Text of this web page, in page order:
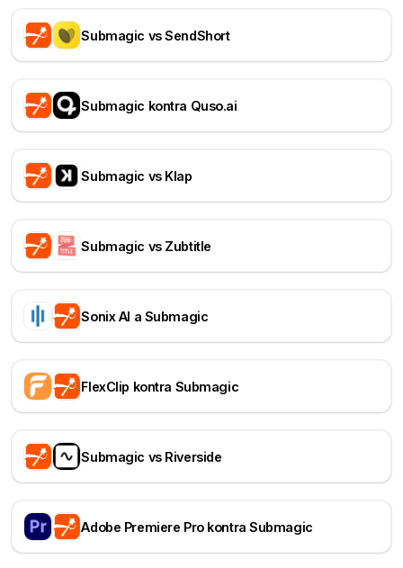
Submagic vs SendShort
Submagic kontra Quso.ai
Submagic vs Klap
Submagic vs Zubtitle
Sonix AI a Submagic
FlexClip kontra Submagic
Submagic vs Riverside
Adobe Premiere Pro kontra Submagic